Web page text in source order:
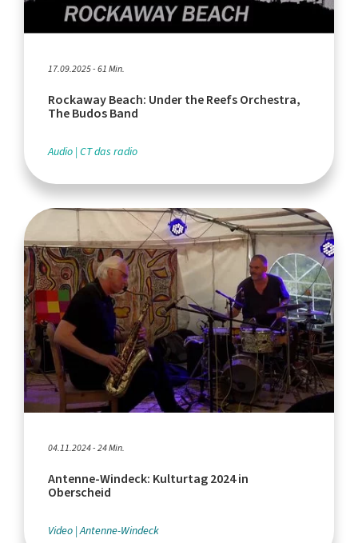
17.09.2025 - 61 Min.
Rockaway Beach: Under the Reefs Orchestra,
The Budos Band
Audio CT das radio
04.11.2024 - 24 Min.
Antenne-Windeck: Kulturtag 2024 in
Oberscheid
Video Antenne-Windeck